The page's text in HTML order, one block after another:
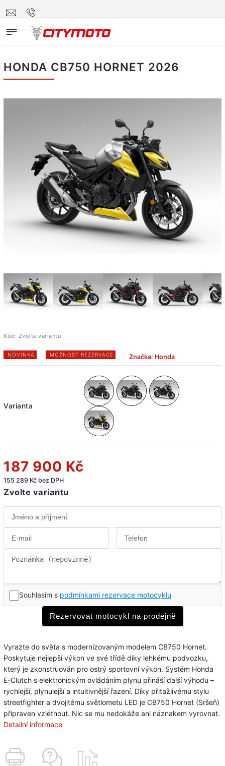
HONDA CB750 HORNET 2026
Kód: Zvolte variantu
NOVINKA MOŽNOST REZERVACE Značka: Honda
Varianta
187 900 Kč
155 289 Kč bez DPH
Zvolte variantu
Souhlasím s podmínkami rezervace motocyklu
Rezervovat motocykl na prodejně
Vyrazte do světa s modernizovaným modelem CB750 Hornet.
Poskytuje nejlepší výkon ve své třídě díky lehkému podvozku,
který je zkonstruován pro ostrý sportovní výkon. Systém Honda
E-Clutch s elektronickým ovládáním plynu přináší další výhodu –
rychlejší, plynulejší a intuitivnější řazení. Díky přitažlivému stylu
streetfighter a dvojitému světlometu LED je CB750 Hornet (Sršeň)
připraven vzlétnout. Nic se mu nedokáže ani náznakem vyrovnat.
Detailní informace